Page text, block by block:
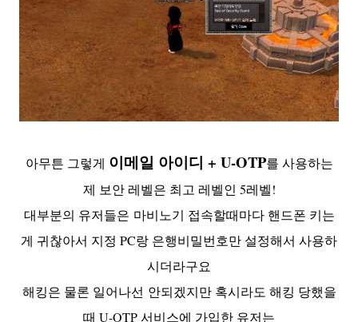
아무튼 그렇게 이메일 아이디 + U-OTP를 사용하는
제 보안 레벨은 최고 레벨인 5레벨!
대부분의 유저들은 마비노기 접속할때마다 핸드폰 키는
게 귀찮아서 지정 PC랑 은행비밀번호만 설정해서 사용하
시더라구요
해킹은 물론 일어나선 안되겠지만 혹시라도 해킹 당했을
때 U-OTP 서비스에 가입한 유저는